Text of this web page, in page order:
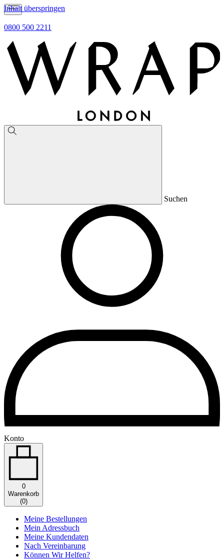
Inhalt überspringen
0800 500 2211
Suchen
Konto
0
Warenkorb
(0)
Meine Bestellungen
Mein Adressbuch
Meine Kundendaten
Nach Vereinbarung
Können Wir Helfen?